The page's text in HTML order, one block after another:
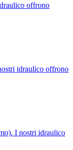
offrono
idraulico offrono
I nostri idraulico